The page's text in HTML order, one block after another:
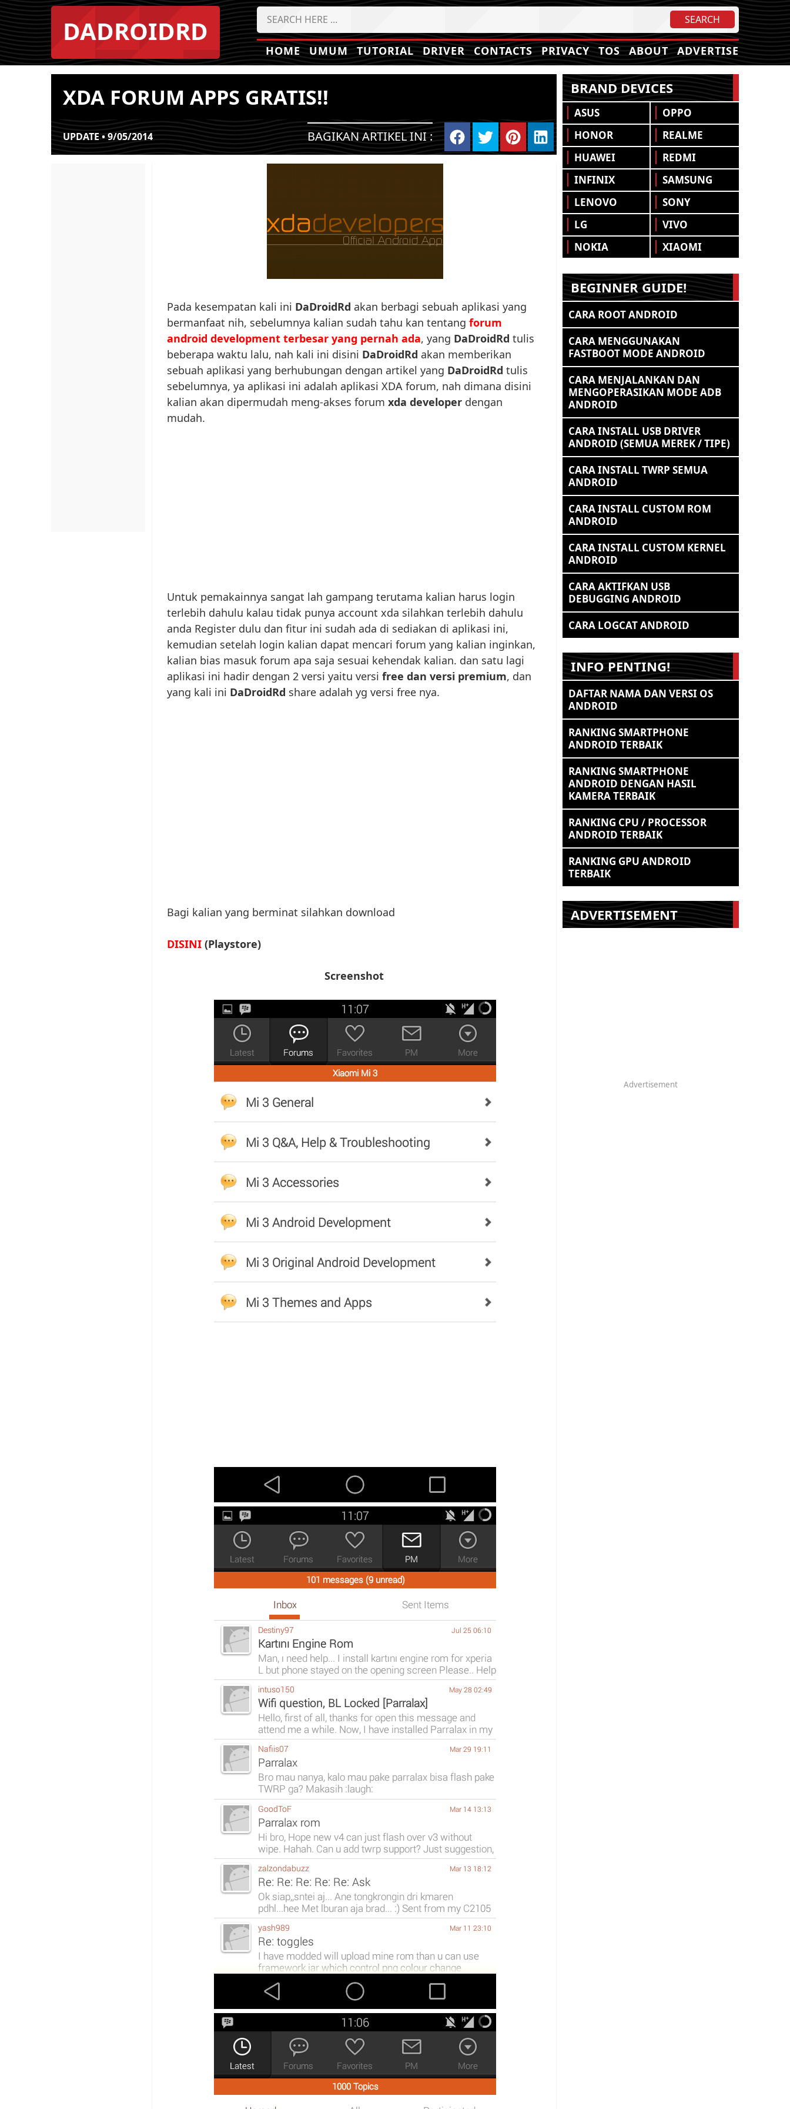
DADROIDRD
HOME UMUM TUTORIAL DRIVER CONTACTS PRIVACY TOS ABOUT ADVERTISE
XDA FORUM APPS GRATIS!!
UPDATE • 9/05/2014 BAGIKAN ARTIKEL INI :
Pada kesempatan kali ini DaDroidRd akan berbagi sebuah aplikasi yang
bermanfaat nih, sebelumnya kalian sudah tahu kan tentang forum
android development terbesar yang pernah ada, yang DaDroidRd tulis
beberapa waktu lalu, nah kali ini disini DaDroidRd akan memberikan
sebuah aplikasi yang berhubungan dengan artikel yang DaDroidRd tulis
sebelumnya, ya aplikasi ini adalah aplikasi XDA forum, nah dimana disini
kalian akan dipermudah meng-akses forum xda developer dengan
mudah.
Untuk pemakainnya sangat lah gampang terutama kalian harus login
terlebih dahulu kalau tidak punya account xda silahkan terlebih dahulu
anda Register dulu dan fitur ini sudah ada di sediakan di aplikasi ini,
kemudian setelah login kalian dapat mencari forum yang kalian inginkan,
kalian bias masuk forum apa saja sesuai kehendak kalian. dan satu lagi
aplikasi ini hadir dengan 2 versi yaitu versi free dan versi premium, dan
yang kali ini DaDroidRd share adalah yg versi free nya.
Bagi kalian yang berminat silahkan download
DISINI (Playstore)
Screenshot
BRAND DEVICES
ASUS
HONOR
HUAWEI
INFINIX
LENOVO
LG
NOKIA
OPPO
REALME
REDMI
SAMSUNG
SONY
VIVO
XIAOMI
BEGINNER GUIDE!
CARA ROOT ANDROID
CARA MENGGUNAKAN
FASTBOOT MODE ANDROID
CARA MENJALANKAN DAN
MENGOPERASIKAN MODE ADB
ANDROID
CARA INSTALL USB DRIVER
ANDROID (SEMUA MEREK / TIPE)
CARA INSTALL TWRP SEMUA
ANDROID
CARA INSTALL CUSTOM ROM
ANDROID
CARA INSTALL CUSTOM KERNEL
ANDROID
CARA AKTIFKAN USB
DEBUGGING ANDROID
CARA LOGCAT ANDROID
INFO PENTING!
DAFTAR NAMA DAN VERSI OS
ANDROID
RANKING SMARTPHONE
ANDROID TERBAIK
RANKING SMARTPHONE
ANDROID DENGAN HASIL
KAMERA TERBAIK
RANKING CPU / PROCESSOR
ANDROID TERBAIK
RANKING GPU ANDROID
TERBAIK
ADVERTISEMENT
Advertisement